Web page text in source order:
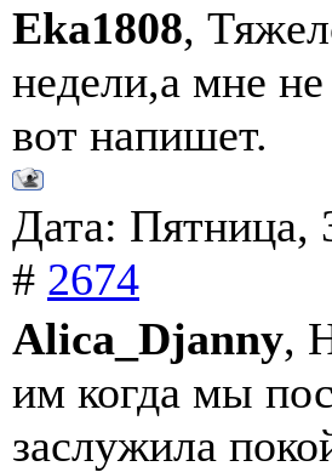
Eka1808,
недели,а мне
вот напишет.
Дата: Пятница,
# 2674
Alica_Djanny,
им когда мы
заслужила